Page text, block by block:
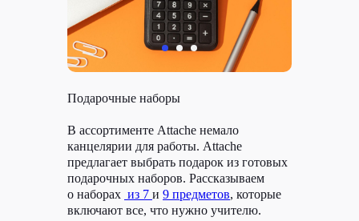
Подарочные наборы
В ассортименте Attache немало
канцелярии для работы. Attache
предлагает выбрать подарок из готовых
подарочных наборов. Рассказываем
о наборах из 7 и 9 предметов, которые
включают все, что нужно учителю.